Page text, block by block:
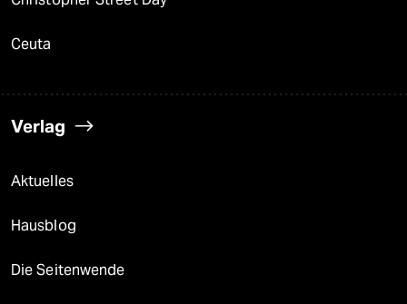
Ceuta
Verlag
Aktuelles
Hausblog
Die Seitenwende